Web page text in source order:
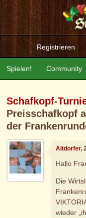
Registrieren
Community
Spielen!
Schafkopf-
Preisschafkopf
der
Altdorfer,
Hallo
Die
wieder